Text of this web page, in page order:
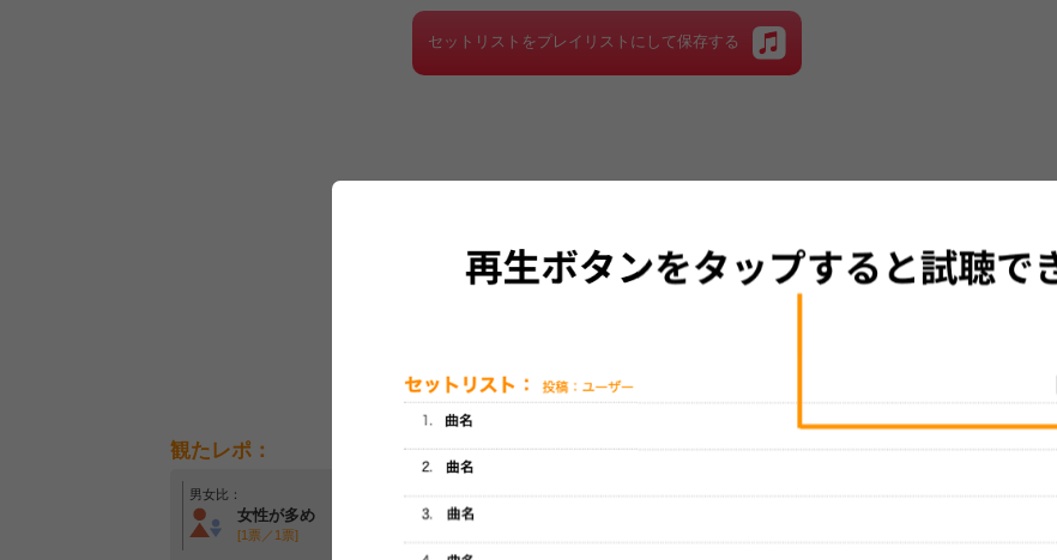
セットリストをプレイリストにして保存する
観たレポ：
男女比：
女性が多め
[1票／1票]
年齢層：
年齢問わず
グッズの待ち時間： 観たレポを投稿する